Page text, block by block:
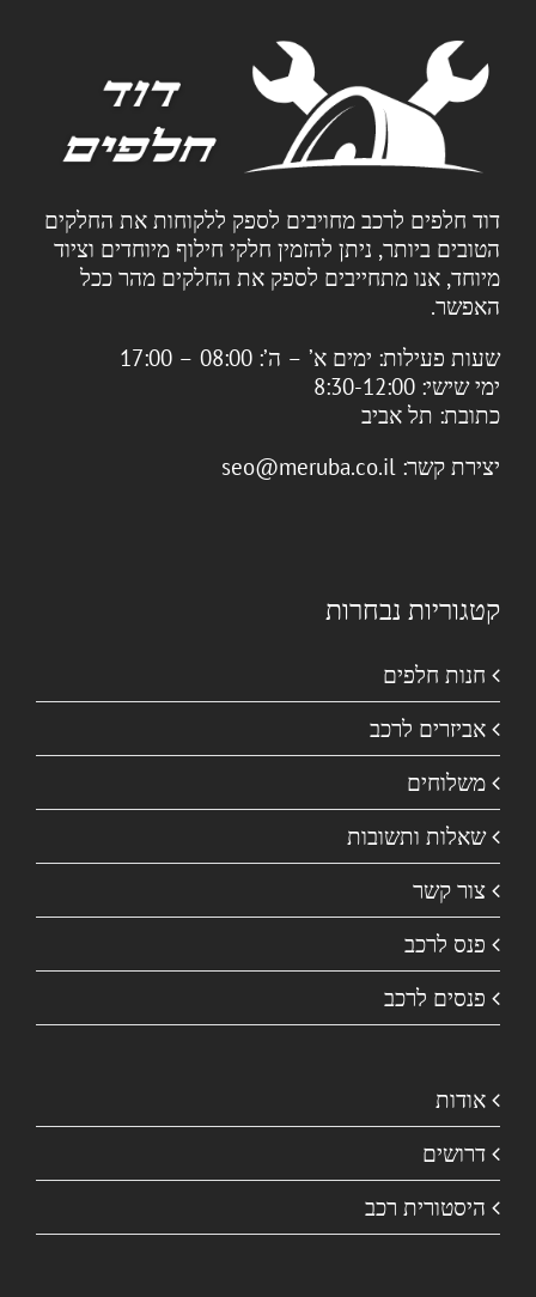
דוד חלפים לרכב מחויבים לספק ללקוחות את החלקים
הטובים ביותר, ניתן להזמין חלקי חילוף מיוחדים וציוד
מיוחד, אנו מתחייבים לספק את החלקים מהר ככל
האפשר.
שעות פעילות: ימים א’ – ה’: 08:00 – 17:00
ימי שישי: 8:30-12:00
כתובת: תל אביב
יצירת קשר: seo@meruba.co.il
קטגוריות נבחרות
חנות חלפים
אביזרים לרכב
משלוחים
שאלות ותשובות
צור קשר
פנס לרכב
פנסים לרכב
אודות
דרושים
היסטורית רכב